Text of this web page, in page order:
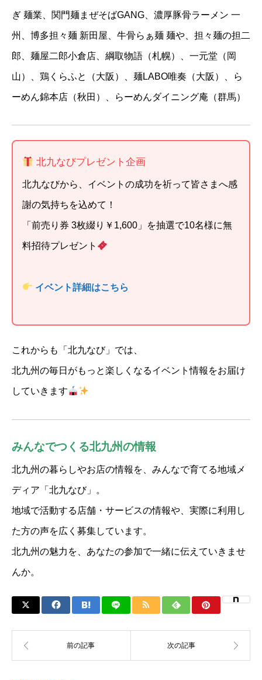
ぎ 麺業、関門麺まぜそばGANG、濃厚豚骨ラーメン 一
州、博多担々麺 新田屋、牛骨らぁ麺 麺や、担々麺の担二
郎、麺屋二郎小倉店、綱取物語（札幌）、一元堂（岡
山）、鶏くらふと（大阪）、麺LABO唯奏（大阪）、ら
ーめん錦本店（秋田）、らーめんダイニング庵（群馬）
北九なびプレゼント企画
北九なびから、イベントの成功を祈って皆さまへ感
謝の気持ちを込めて！
「前売り券 3枚綴り￥1,600」を抽選で10名様に無
料招待プレゼント
イベント詳細はこちら
これからも「北九なび」では、
北九州の毎日がもっと楽しくなるイベント情報をお届け
していきます
みんなでつくる北九州の情報
北九州の暮らしやお店の情報を、みんなで育てる地域メ
ディア「北九なび」。
地域で活動する店舗・サービスの情報や、実際に利用し
た方の声を広く募集しています。
北九州の魅力を、あなたの参加で一緒に伝えていきませ
んか。